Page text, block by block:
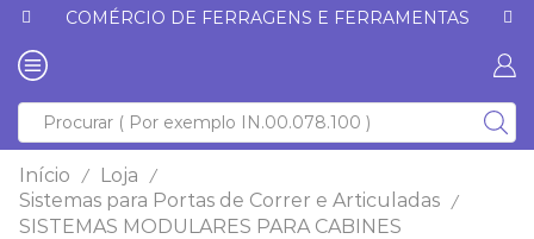
COMÉRCIO DE FERRAGENS E FERRAMENTAS
Início / Loja /
Sistemas para Portas de Correr e Articuladas /
SISTEMAS MODULARES PARA CABINES